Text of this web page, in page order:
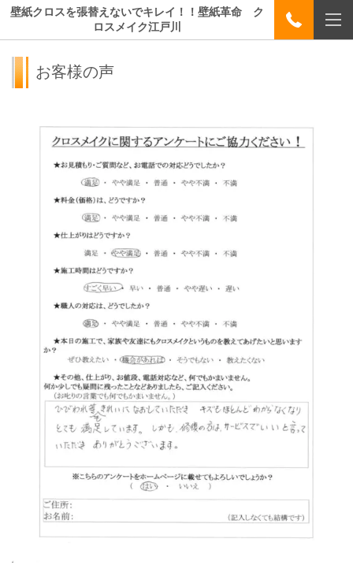
壁紙クロスを張替えないでキレイ！！壁紙革命 ク
ロスメイク江戸川
お客様の声